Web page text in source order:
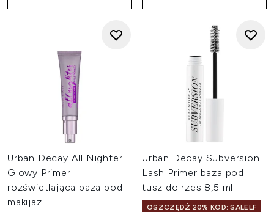
Urban Decay All Nighter
Glowy Primer
rozświetlająca baza pod
makijaż
Urban Decay Subversion
Lash Primer baza pod
tusz do rzęs 8,5 ml
OSZCZĘDŹ 20% KOD: SALELF